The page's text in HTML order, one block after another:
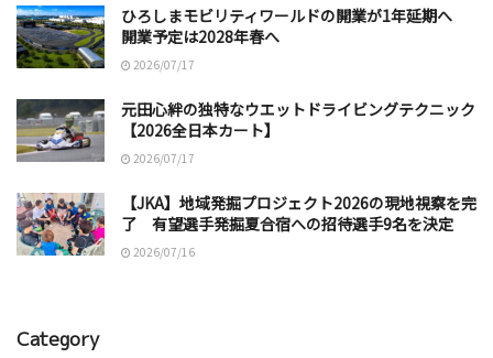
ひろしまモビリティワールドの開業が1年延期へ
開業予定は2028年春へ
2026/07/17
元田心絆の独特なウエットドライビングテクニック
【2026全日本カート】
2026/07/17
【JKA】地域発掘プロジェクト2026の現地視察を完
了 有望選手発掘夏合宿への招待選手9名を決定
2026/07/16
Category